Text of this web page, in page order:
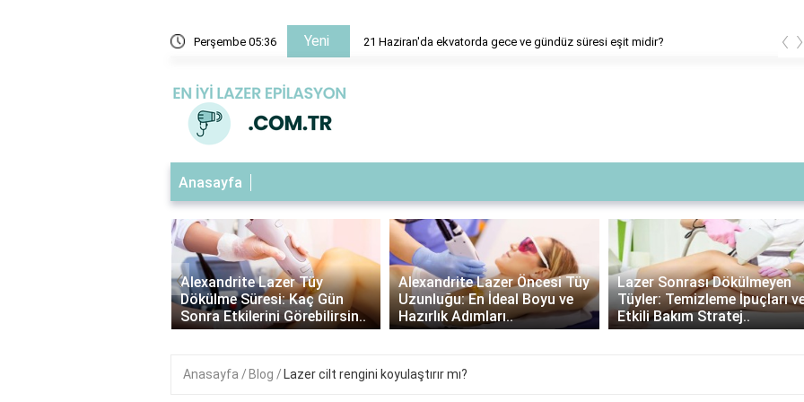
Perşembe 05:36 Yeni
21 Haziran'da ekvatorda gece ve gündüz süresi eşit midir? 21 Haziran'da ekvatorda gece ve gündüz süresi eşit midir? ‹ ›
Anasayfa
Alexandrite Lazer Tüy
Dökülme Süresi: Kaç Gün
Sonra Etkilerini Görebilirsin..
Alexandrite Lazer Öncesi Tüy
Uzunluğu: En İdeal Boyu ve
Hazırlık Adımları..
Lazer Sonrası Dökülmeyen
Tüyler: Temizleme İpuçları ve
Etkili Bakım Stratej..
Lazer
Kullanımı:
Avantajları
Seçimi..
‹
Anasayfa Blog Lazer cilt rengini koyulaştırır mı?